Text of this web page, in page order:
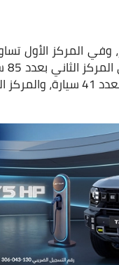
في مصر، وفي المركز
والمركز الخامس من نصيب